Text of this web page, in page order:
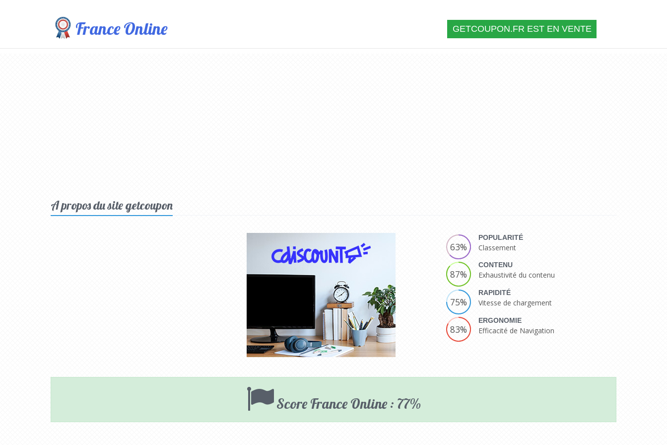
France Online GETCOUPON.FR EST EN VENTE
A propos du site getcoupon
63%
POPULARITÉ
Classement
87%
CONTENU
Exhaustivité du contenu
75%
RAPIDITÉ
Vitesse de chargement
83%
ERGONOMIE
Efficacité de Navigation
Score France Online : 77%